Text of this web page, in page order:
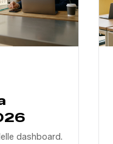
dashboard.